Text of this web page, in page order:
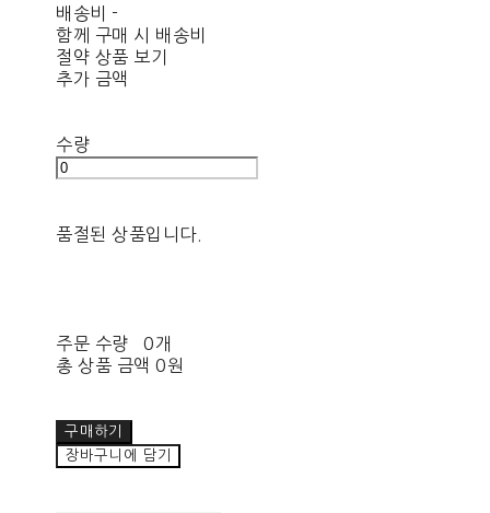
배송비 -
함께 구매 시 배송비
절약 상품 보기
추가 금액
수량
품절된 상품입니다.
주문 수량
0개
총 상품 금액 0원
구매하기
장바구니에 담기